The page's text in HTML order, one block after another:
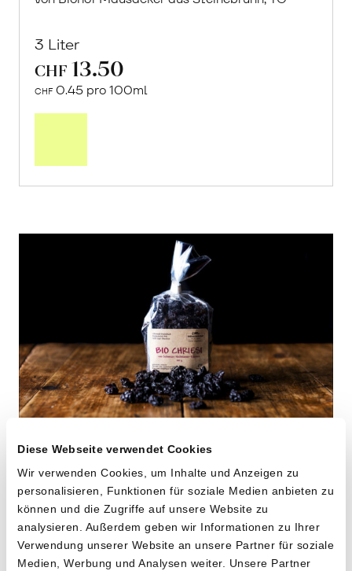
Diese Webseite verwendet Cookies
Wir verwenden Cookies, um Inhalte und Anzeigen zu
personalisieren, Funktionen für soziale Medien anbieten zu
können und die Zugriffe auf unsere Website zu
analysieren. Außerdem geben wir Informationen zu Ihrer
Verwendung unserer Website an unsere Partner für soziale
Medien, Werbung und Analysen weiter. Unsere Partner
3 Liter
CHF 13.50
CHF 0.45 pro 100ml
Hochstamm
Dörrkirschen
von Riedackerhof aus Gipf-Oberfrick, AG
100g